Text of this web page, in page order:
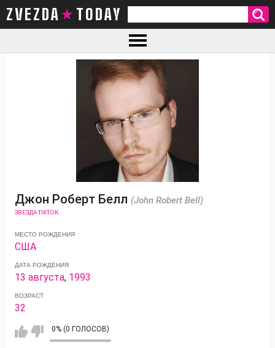
ZVEZDA TODAY
Джон Роберт Белл (John Robert Bell)
ЗВЕЗДА TIKTOK
МЕСТО РОЖДЕНИЯ
США
ДАТА РОЖДЕНИЯ
13 августа, 1993
ВОЗРАСТ
32
0% (0 ГОЛОСОВ)